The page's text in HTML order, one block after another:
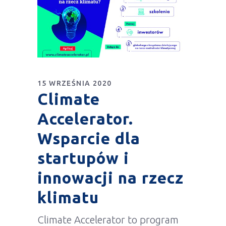
15 WRZEŚNIA 2020
Climate
Accelerator.
Wsparcie dla
startupów i
innowacji na rzecz
klimatu
Climate Accelerator to program